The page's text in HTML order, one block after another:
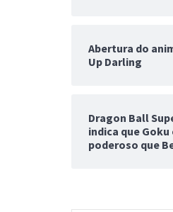
Abertura do
Up Darling
Dragon Ball
indica que
poderoso que